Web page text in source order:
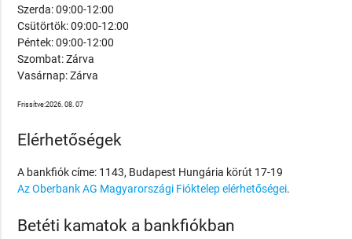
Szerda: 09:00-12:00
Csütörtök: 09:00-12:00
Péntek: 09:00-12:00
Szombat: Zárva
Vasárnap: Zárva
Frissítve:2026. 08. 07
Elérhetőségek
A bankfiók címe: 1143, Budapest Hungária körút 17-19
Az Oberbank AG Magyarországi Fióktelep elérhetőségei.
Betéti kamatok a bankfiókban